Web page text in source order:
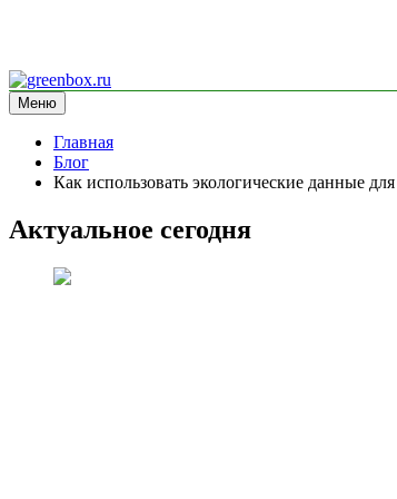
Перейти
к
содержимому
greenbox.ru
сайт про экологию
Меню
Главная
Блог
Как использовать экологические данные
Актуальное сегодня